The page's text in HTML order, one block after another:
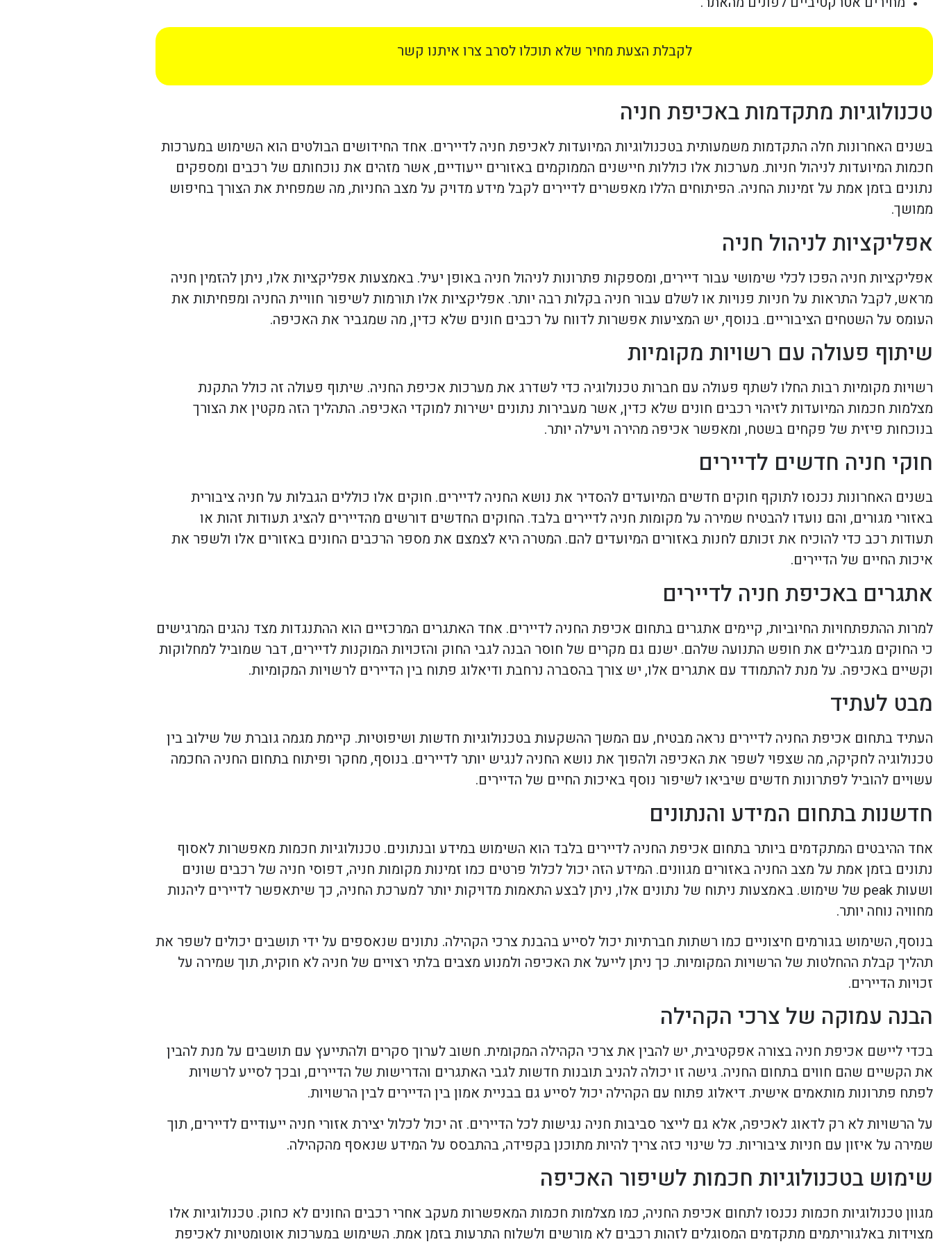
לקבלת הצעת מחיר שלא תוכלו לסרב צרו איתנו קשר
טכנולוגיות מתקדמות באכיפת חניה
בשנים האחרונות חלה התקדמות משמעותית בטכנולוגיות המיועדות לאכיפת חניה לדיירים. אחד החידושים הבולטים הוא השימוש במערכות
חכמות המיועדות לניהול חניות. מערכות אלו כוללות חיישנים הממוקמים באזורים ייעודיים, אשר מזהים את נוכחותם של רכבים ומספקים
נתונים בזמן אמת על זמינות החניה. הפיתוחים הללו מאפשרים לדיירים לקבל מידע מדויק על מצב החניות, מה שמפחית את הצורך בחיפוש
ממושך.
אפליקציות לניהול חניה
אפליקציות חניה הפכו לכלי שימושי עבור דיירים, ומספקות פתרונות לניהול חניה באופן יעיל. באמצעות אפליקציות אלו, ניתן להזמין חניה
מראש, לקבל התראות על חניות פנויות או לשלם עבור חניה בקלות רבה יותר. אפליקציות אלו תורמות לשיפור חוויית החניה ומפחיתות את
העומס על השטחים הציבוריים. בנוסף, יש המציעות אפשרות לדווח על רכבים חונים שלא כדין, מה שמגביר את האכיפה.
שיתוף פעולה עם רשויות מקומיות
רשויות מקומיות רבות החלו לשתף פעולה עם חברות טכנולוגיה כדי לשדרג את מערכות אכיפת החניה. שיתוף פעולה זה כולל התקנת
מצלמות חכמות המיועדות לזיהוי רכבים חונים שלא כדין, אשר מעבירות נתונים ישירות למוקדי האכיפה. התהליך הזה מקטין את הצורך
בנוכחות פיזית של פקחים בשטח, ומאפשר אכיפה מהירה ויעילה יותר.
חוקי חניה חדשים לדיירים
בשנים האחרונות נכנסו לתוקף חוקים חדשים המיועדים להסדיר את נושא החניה לדיירים. חוקים אלו כוללים הגבלות על חניה ציבורית
באזורי מגורים, והם נועדו להבטיח שמירה על מקומות חניה לדיירים בלבד. החוקים החדשים דורשים מהדיירים להציג תעודות זהות או
תעודות רכב כדי להוכיח את זכותם לחנות באזורים המיועדים להם. המטרה היא לצמצם את מספר הרכבים החונים באזורים אלו ולשפר את
איכות החיים של הדיירים.
אתגרים באכיפת חניה לדיירים
למרות ההתפתחויות החיוביות, קיימים אתגרים בתחום אכיפת החניה לדיירים. אחד האתגרים המרכזיים הוא ההתנגדות מצד נהגים המרגישים
כי החוקים מגבילים את חופש התנועה שלהם. ישנם גם מקרים של חוסר הבנה לגבי החוק והזכויות המוקנות לדיירים, דבר שמוביל למחלוקות
וקשיים באכיפה. על מנת להתמודד עם אתגרים אלו, יש צורך בהסברה נרחבת ודיאלוג פתוח בין הדיירים לרשויות המקומיות.
מבט לעתיד
העתיד בתחום אכיפת החניה לדיירים נראה מבטיח, עם המשך ההשקעות בטכנולוגיות חדשות ושיפוטיות. קיימת מגמה גוברת של שילוב בין
טכנולוגיה לחקיקה, מה שצפוי לשפר את האכיפה ולהפוך את נושא החניה לנגיש יותר לדיירים. בנוסף, מחקר ופיתוח בתחום החניה החכמה
עשויים להוביל לפתרונות חדשים שיביאו לשיפור נוסף באיכות החיים של הדיירים.
חדשנות בתחום המידע והנתונים
אחד ההיבטים המתקדמים ביותר בתחום אכיפת החניה לדיירים בלבד הוא השימוש במידע ובנתונים. טכנולוגיות חכמות מאפשרות לאסוף
נתונים בזמן אמת על מצב החניה באזורים מגוונים. המידע הזה יכול לכלול פרטים כמו זמינות מקומות חניה, דפוסי חניה של רכבים שונים
ושעות peak של שימוש. באמצעות ניתוח של נתונים אלו, ניתן לבצע התאמות מדויקות יותר למערכת החניה, כך שיתאפשר לדיירים ליהנות
מחוויה נוחה יותר.
בנוסף, השימוש בגורמים חיצוניים כמו רשתות חברתיות יכול לסייע בהבנת צרכי הקהילה. נתונים שנאספים על ידי תושבים יכולים לשפר את
תהליך קבלת ההחלטות של הרשויות המקומיות. כך ניתן לייעל את האכיפה ולמנוע מצבים בלתי רצויים של חניה לא חוקית, תוך שמירה על
זכויות הדיירים.
הבנה עמוקה של צרכי הקהילה
בכדי ליישם אכיפת חניה בצורה אפקטיבית, יש להבין את צרכי הקהילה המקומית. חשוב לערוך סקרים ולהתייעץ עם תושבים על מנת להבין
את הקשיים שהם חווים בתחום החניה. גישה זו יכולה להניב תובנות חדשות לגבי האתגרים והדרישות של הדיירים, ובכך לסייע לרשויות
לפתח פתרונות מותאמים אישית. דיאלוג פתוח עם הקהילה יכול לסייע גם בבניית אמון בין הדיירים לבין הרשויות.
על הרשויות לא רק לדאוג לאכיפה, אלא גם לייצר סביבות חניה נגישות לכל הדיירים. זה יכול לכלול יצירת אזורי חניה ייעודיים לדיירים, תוך
שמירה על איזון עם חניות ציבוריות. כל שינוי כזה צריך להיות מתוכנן בקפידה, בהתבסס על המידע שנאסף מהקהילה.
שימוש בטכנולוגיות חכמות לשיפור האכיפה
מגוון טכנולוגיות חכמות נכנסו לתחום אכיפת החניה, כמו מצלמות חכמות המאפשרות מעקב אחרי רכבים החונים לא כחוק. טכנולוגיות אלו
מצוידות באלגוריתמים מתקדמים המסוגלים לזהות רכבים לא מורשים ולשלוח התרעות בזמן אמת. השימוש במערכות אוטומטיות לאכיפת